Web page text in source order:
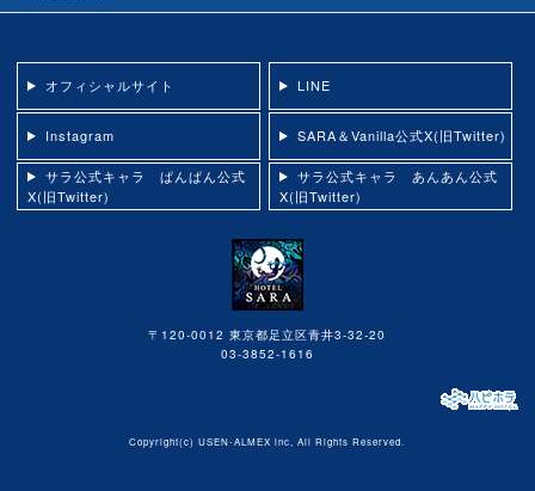
オフィシャルサイト LINE
Instagram SARA＆Vanilla公式X(旧Twitter)
サラ公式キャラ ぱんぱん公式
X(旧Twitter)
サラ公式キャラ あんあん公式
X(旧Twitter)
〒120-0012 東京都足立区青井3-32-20
03-3852-1616
Copyright(c)USEN-ALMEX inc, All Rights Reserved.